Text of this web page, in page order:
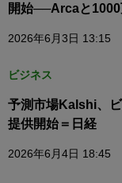
開始──Arcaと1000
2026年6月3日 13:15
ビジネス
予測市場Kalshi、
提供開始＝日経
2026年6月4日 18:45